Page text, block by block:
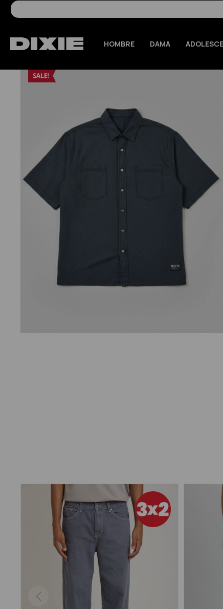
HOMBRE DAMA